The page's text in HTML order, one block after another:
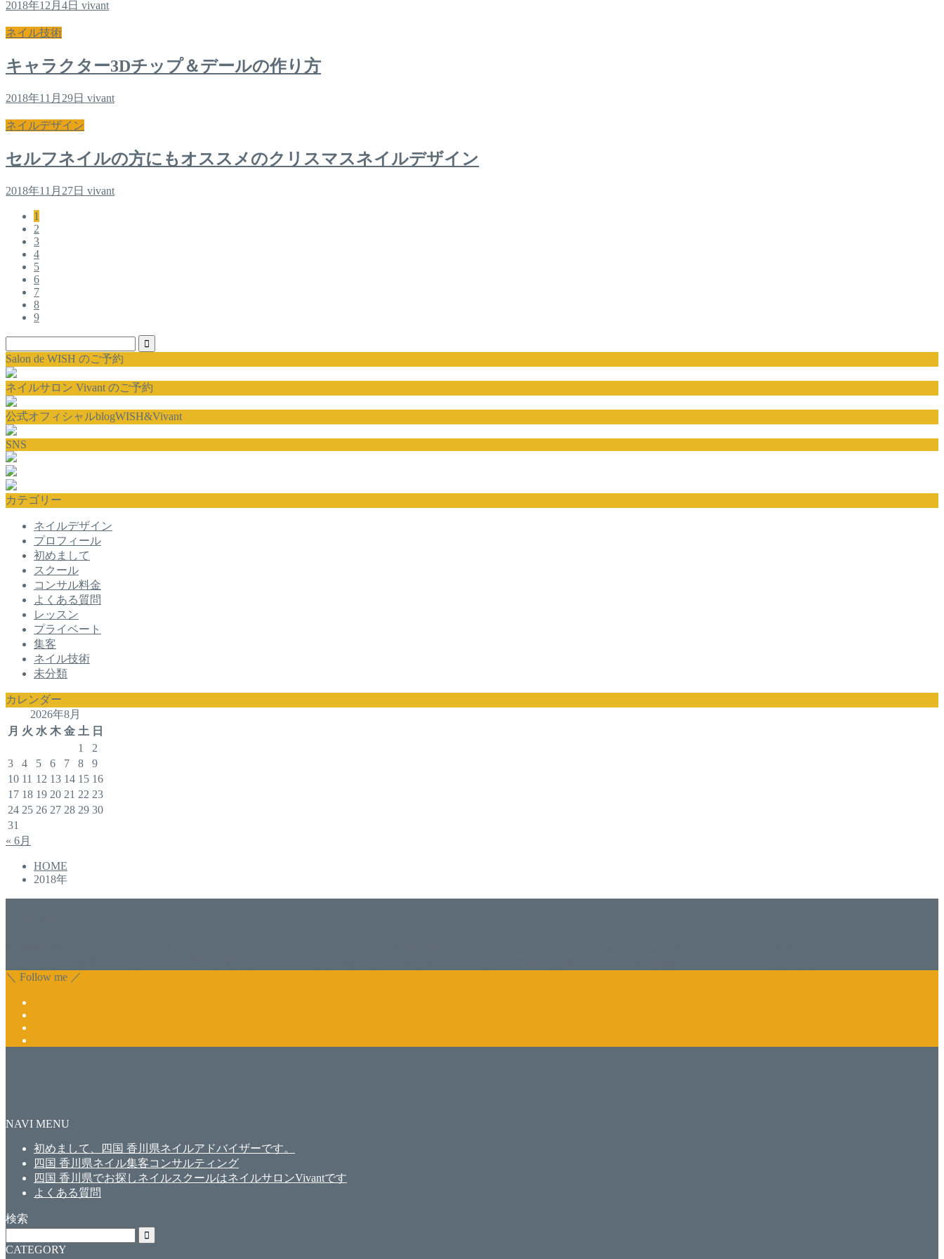
2018年12月4日 vivant
ネイル技術
キャラクター3Dチップ＆デールの作り方
2018年11月29日 vivant
ネイルデザイン
セルフネイルの方にもオススメのクリスマスネイルデザイン
2018年11月27日 vivant
1
2
3
4
5
6
7
8
9
Salon de WISH のご予約
ネイルサロン Vivant のご予約
公式オフィシャルblogWISH&Vivant
SNS
カテゴリー
ネイルデザイン
プロフィール
初めまして
スクール
コンサル料金
よくある質問
レッスン
プライベート
集客
ネイル技術
未分類
カレンダー
2026年8月
月 火 水 木 金 土 日
1
2
3
4 5 6 7 8
9
10 11 12 13 14 15 16
17 18 19 20 21 22 23
24 25 26 27 28 29 30
31
« 6月
HOME
2018年
＼ Follow me ／
NAVI MENU
初めまして、四国 香川県ネイルアドバイザーです。
四国 香川県ネイル集客コンサルティング
四国 香川県でお探しネイルスクールはネイルサロンVivantです
よくある質問
検索
CATEGORY